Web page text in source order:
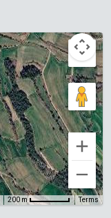
200 m Terms